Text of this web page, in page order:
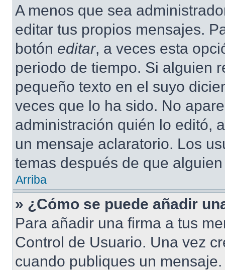
A menos que sea
editar tus propios mensajes.
botón editar, a veces esta
periodo de tiempo. Si alguien
pequeño texto en el suyo
veces que lo ha sido. No
administración quién lo editó,
un mensaje aclaratorio. Los
temas después de que
Arriba
» ¿Cómo se puede añadir
Para añadir una firma a tus
Control de Usuario. Una vez
cuando publiques un